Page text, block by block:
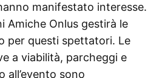
manifestato interesse.
Amiche Onlus gestirà le
per questi spettatori. Le
a viabilità, parcheggi e
all’evento sono